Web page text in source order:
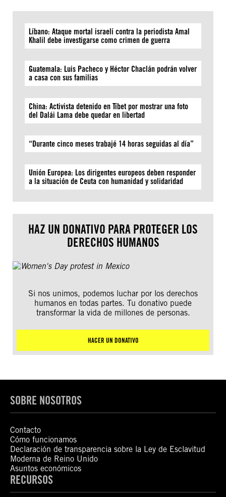
Líbano: Ataque mortal israelí contra la periodista Amal
Khalil debe investigarse como crimen de guerra
Guatemala: Luis Pacheco y Héctor Chaclán podrán volver
a casa con sus familias
China: Activista detenido en Tíbet por mostrar una foto
del Dalái Lama debe quedar en libertad
“Durante cinco meses trabajé 14 horas seguidas al día”
Unión Europea: Los dirigentes europeos deben responder
a la situación de Ceuta con humanidad y solidaridad
HAZ UN DONATIVO PARA PROTEGER LOS
DERECHOS HUMANOS
Si nos unimos, podemos luchar por los derechos
humanos en todas partes. Tu donativo puede
transformar la vida de millones de personas.
HACER UN DONATIVO
SOBRE NOSOTROS
Contacto
Cómo funcionamos
Declaración de transparencia sobre la Ley de Esclavitud
Moderna de Reino Unido
Asuntos económicos
RECURSOS